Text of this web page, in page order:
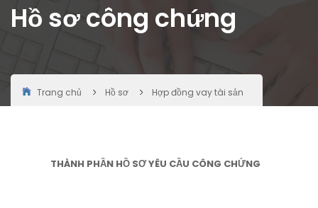
Hồ sơ công chứng
Trang chủ Hồ sơ Hợp đồng vay tài sản
THÀNH PHẦN HỒ SƠ YÊU CẦU CÔNG CHỨNG